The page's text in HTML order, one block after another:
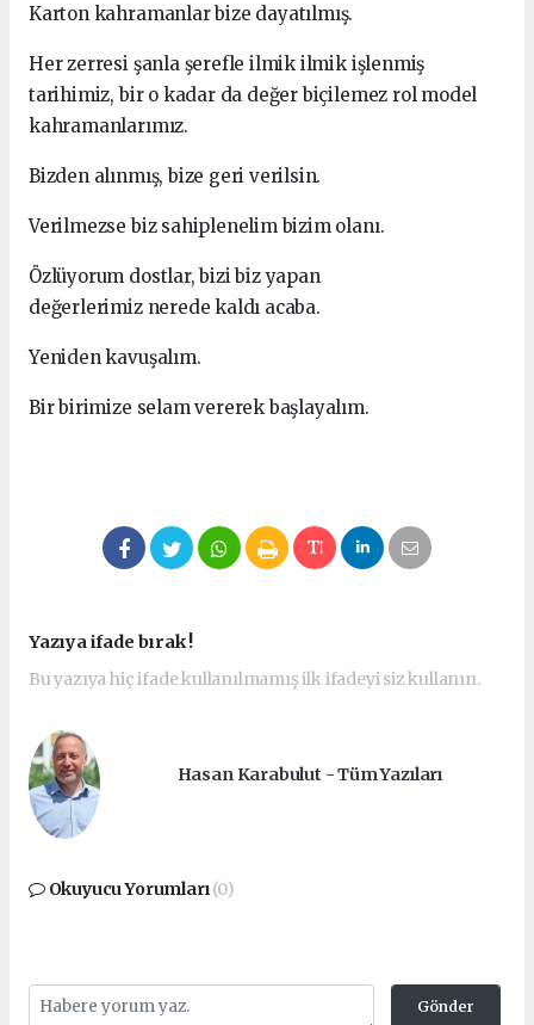
Karton kahramanlar bize dayatılmış.
Her zerresi şanla şerefle ilmik ilmik işlenmiş
tarihimiz, bir o kadar da değer biçilemez rol model
kahramanlarımız.
Bizden alınmış, bize geri verilsin.
Verilmezse biz sahiplenelim bizim olanı.
Özlüyorum dostlar, bizi biz yapan
değerlerimiz nerede kaldı acaba.
Yeniden kavuşalım.
Bir birimize selam vererek başlayalım.
Yazıya ifade bırak !
Bu yazıya hiç ifade kullanılmamış ilk ifadeyi siz kullanın.
Hasan Karabulut - Tüm Yazıları
Okuyucu Yorumları(0)
Gönder